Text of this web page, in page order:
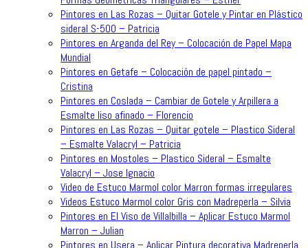
Pintores en Las Rozas – Quitar Gotele y Pintar en Plástico
sideral S-500 – Patricia
Pintores en Arganda del Rey – Colocación de Papel Mapa
Mundial
Pintores en Getafe – Colocación de papel pintado –
Cristina
Pintores en Coslada – Cambiar de Gotele y Arpillera a
Esmalte liso afinado – Florencio
Pintores en Las Rozas – Quitar gotele – Plastico Sideral
– Esmalte Valacryl – Patricia
Pintores en Mostoles – Plastico Sideral – Esmalte
Valacryl – Jose Ignacio
Video de Estuco Marmol color Marron formas irregulares
Videos Estuco Marmol color Gris con Madreperla – Silvia
Pintores en El Viso de Villalbilla – Aplicar Estuco Marmol
Marron – Julian
Pintores en Usera – Aplicar Pintura decorativa Madreperla